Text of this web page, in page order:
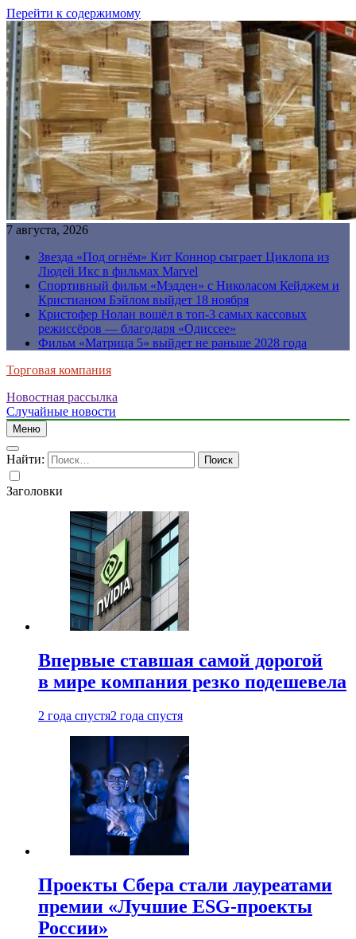
Перейти к содержимому
7 августа, 2026
Звезда «Под огнём» Кит Коннор сыграет Циклопа из
Людей Икс в фильмах Marvel
Спортивный фильм «Мэдден» с Николасом Кейджем и
Кристианом Бэйлом выйдет 18 ноября
Кристофер Нолан вошёл в топ-3 самых кассовых
режиссёров — благодаря «Одиссее»
Фильм «Матрица 5» выйдет не раньше 2028 года
Торговая компания
Новостная рассылка
Случайные новости
Меню
Найти:
Заголовки
Впервые ставшая самой дорогой
в мире компания резко подешевела
2 года спустя2 года спустя
Проекты Сбера стали лауреатами
премии «Лучшие ESG-проекты
России»